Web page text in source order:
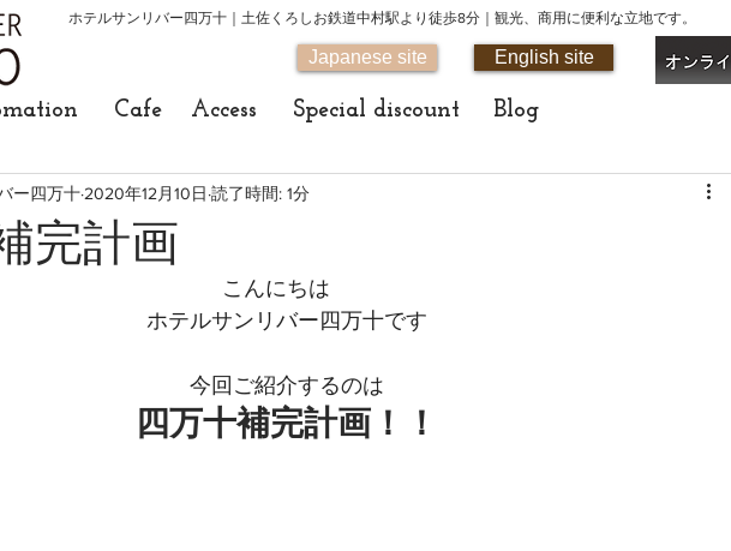
ホテルサンリバー四万十｜土佐くろしお鉄道中村駅より徒歩8分｜観光、商用に便利な立地です。
Japanese site English site
Cafe Access Special discount Blog
完計画
ー四万十 2020年12月10日 読了時間: 1分
こんにちは
ホテルサンリバー四万十です
今回ご紹介するのは
四万十補完計画！！